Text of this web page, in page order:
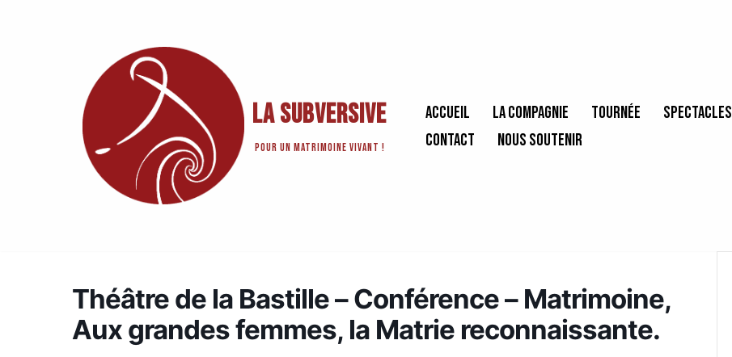
La Subversive
Pour un matrimoine vivant !
Accueil La Compagnie Tournée Spectacles
Contact
Nous soutenir
Théâtre de la Bastille – Conférence – Matrimoine,
Aux grandes femmes, la Matrie reconnaissante.